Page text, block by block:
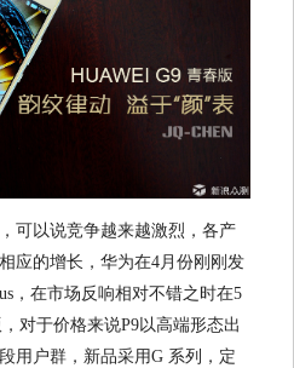
可以说竞争越来越激烈，各产
应的增长，华为在4月份刚刚发
，在市场反响相对不错之时在5
对于价格来说P9以高端形态出
用户群，新品采用G 系列，定